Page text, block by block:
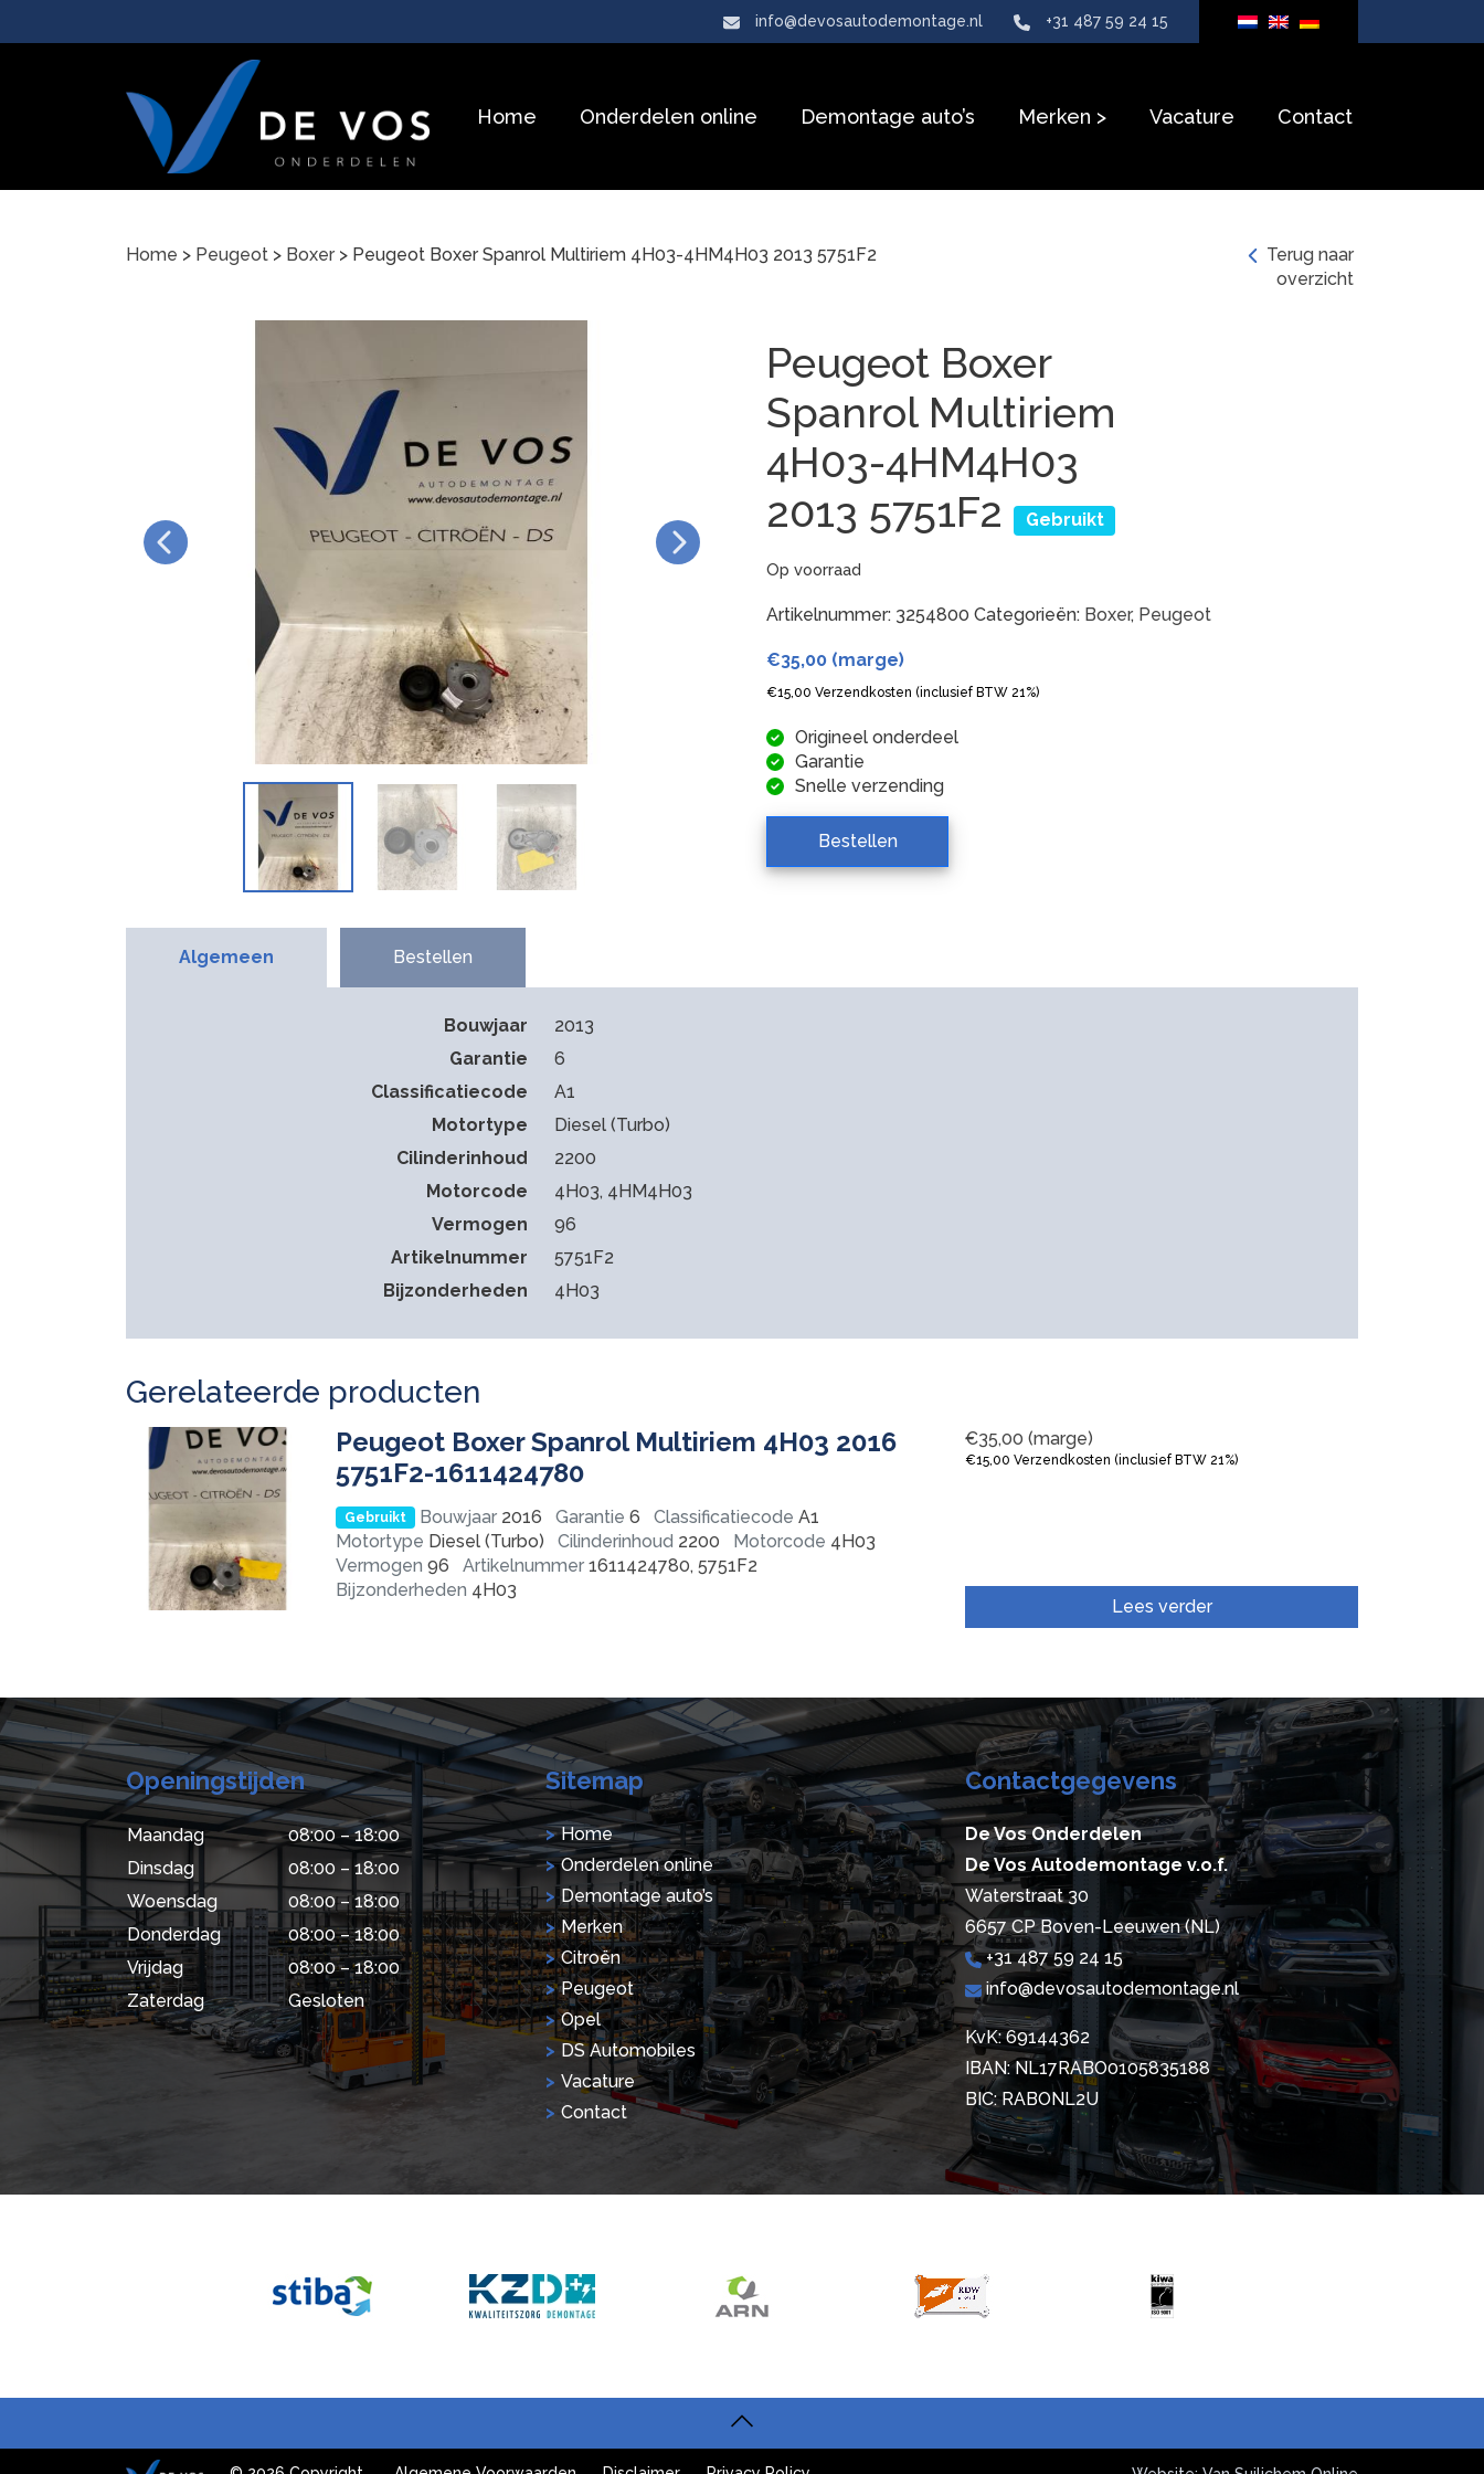
info@devosautodemontage.nl +31 487 59 24 15
Home Onderdelen online Demontage auto’s Merken Vacature Contact
Home > Peugeot > Boxer > Peugeot Boxer Spanrol Multiriem 4H03-4HM4H03 2013 5751F2
Peugeot Boxer
Spanrol Multiriem
4H03-4HM4H03
2013 5751F2
Gebruikt
Terug naar
overzicht
Op voorraad
Artikelnummer: 3254800 Categorieën: Boxer, Peugeot
€35,00 (marge)
€15,00 Verzendkosten (inclusief BTW 21%)
Origineel onderdeel
Garantie
Snelle verzending
Bestellen
Algemeen Bestellen
Bouwjaar
2013
Garantie
6
Classificatiecode
A1
Motortype
Diesel (Turbo)
Cilinderinhoud
2200
Motorcode
4H03, 4HM4H03
Vermogen
96
Artikelnummer
5751F2
Bijzonderheden
4H03
Gerelateerde producten
Peugeot Boxer Spanrol Multiriem 4H03 2016
5751F2-1611424780
Gebruikt Bouwjaar2016 Garantie 6 Classificatiecode A1
Motortype Diesel (Turbo) Cilinderinhoud 2200 Motorcode 4H03
Vermogen 96 Artikelnummer 1611424780, 5751F2
Bijzonderheden 4H03
€35,00 (marge)
€15,00 Verzendkosten (inclusief BTW 21%)
Lees verder
Openingstijden
Maandag
08:00 – 18:00
Dinsdag
08:00 – 18:00
Woensdag
08:00 – 18:00
Donderdag
08:00 – 18:00
Vrijdag
08:00 – 18:00
Zaterdag
Gesloten
Sitemap
Home
Onderdelen online
Demontage auto’s
Merken
Citroën
Peugeot
Opel
DS Automobiles
Vacature
Contact
Contactgegevens
De Vos Onderdelen
De Vos Autodemontage v.o.f.
Waterstraat 30
6657 CP Boven-Leeuwen (NL)
+31 487 59 24 15
info@devosautodemontage.nl
KvK: 69144362
IBAN: NL17RABO0105835188
BIC: RABONL2U